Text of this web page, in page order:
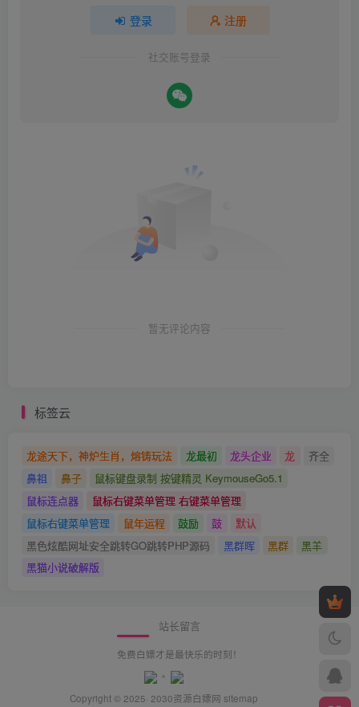
登录 注册
社交账号登录
暂无评论内容
标签云
龙途天下，神炉生肖，熔铸玩法 龙最初 龙头企业 龙
齐全
鼻祖
鼻子
鼠标键盘录制 按键精灵 KeymouseGo5.1
鼠标连点器
鼠标右键菜单管理 右键菜单管理
鼠标右键菜单管理
鼠年运程 鼓励 鼓
默认
黑色炫酷网址安全跳转GO跳转PHP源码
黑群晖 黑群
黑羊
黑猫小说破解版
站长留言
免费白嫖才是最快乐的时刻！
Copyright © 2025· 2030资源白嫖网 sitemap